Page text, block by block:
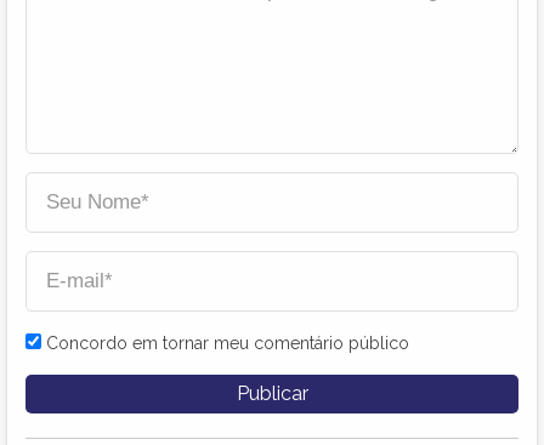
Concordo em tornar meu comentário público